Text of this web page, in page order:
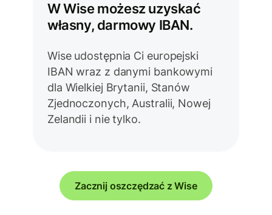
W Wise możesz uzyskać
własny, darmowy IBAN.
Wise udostępnia Ci europejski
IBAN wraz z danymi bankowymi
dla Wielkiej Brytanii, Stanów
Zjednoczonych, Australii, Nowej
Zelandii i nie tylko.
Zacznij oszczędzać z Wise